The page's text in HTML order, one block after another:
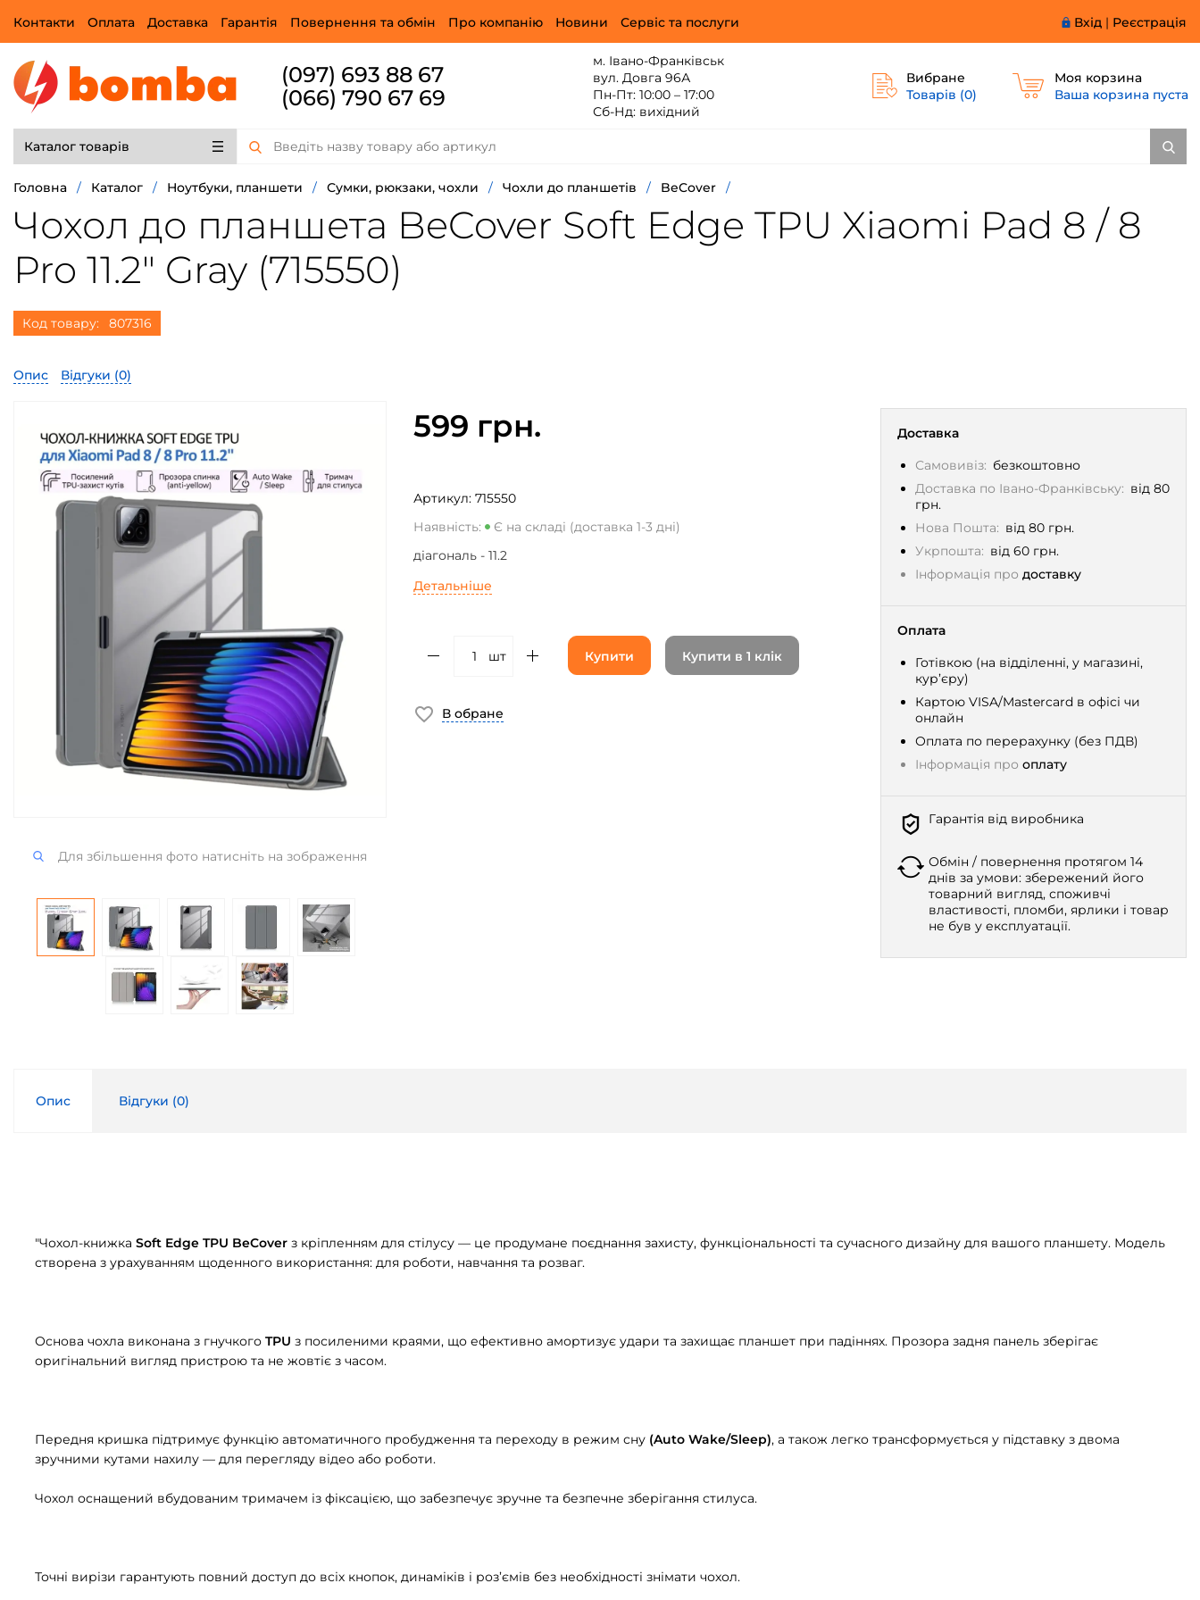
Вхід | Реєстрація
Контакти Оплата Доставка Гарантія Повернення та обмін Про компанію Новини Сервіс та послуги
(097) 693 88 67
(066) 790 67 69
м. Івано-Франківськ
вул. Довга 96А
Пн-Пт: 10:00 – 17:00
Сб-Нд: вихідний
Вибране
Товарів (0)
Моя корзина
Ваша корзина пуста
Каталог товарів
Головна / Каталог / Ноутбуки, планшети / Сумки, рюкзаки, чохли / Чохли до планшетів / BeCover /
Чохол до планшета BeCover Soft Edge TPU Xiaomi Pad 8 / 8
Pro 11.2" Gray (715550)
Код товару: 807316
Опис Відгуки (0)
Для збільшення фото натисніть на зображення
599 грн.
Доставка
Самовивіз: безкоштовно
Доставка по Івано-Франківську: від 80
грн.
Нова Пошта: від 80 грн.
Укрпошта: від 60 грн.
Інформація про доставку
Оплата
Готівкою (на відділенні, у магазині,
кур’єру)
Картою VISA/Mastercard в офісі чи
онлайн
Оплата по перерахунку (без ПДВ)
Інформація про оплату
Гарантія від виробника
Обмін / повернення протягом 14
днів за умови: збережений його
товарний вигляд, споживчі
властивості, пломби, ярлики і товар
не був у експлуатації.
Артикул: 715550
Наявність:
Є на складі (доставка 1-3 дні)
діагональ - 11.2
Детальніше
шт Купити Купити в 1 клік
В обране
Опис Відгуки (0)
"Чохол-книжка Soft Edge TPU BeCover з кріпленням для стілусу — це продумане поєднання захисту, функціональності та сучасного дизайну для вашого планшету. Модель
створена з урахуванням щоденного використання: для роботи, навчання та розваг.
Основа чохла виконана з гнучкого TPU з посиленими краями, що ефективно амортизує удари та захищає планшет при падіннях. Прозора задня панель зберігає
оригінальний вигляд пристрою та не жовтіє з часом.
Передня кришка підтримує функцію автоматичного пробудження та переходу в режим сну (Auto Wake/Sleep), а також легко трансформується у підставку з двома
зручними кутами нахилу — для перегляду відео або роботи.
Чохол оснащений вбудованим тримачем із фіксацією, що забезпечує зручне та безпечне зберігання стилуса.
Точні вирізи гарантують повний доступ до всіх кнопок, динаміків і роз’ємів без необхідності знімати чохол.